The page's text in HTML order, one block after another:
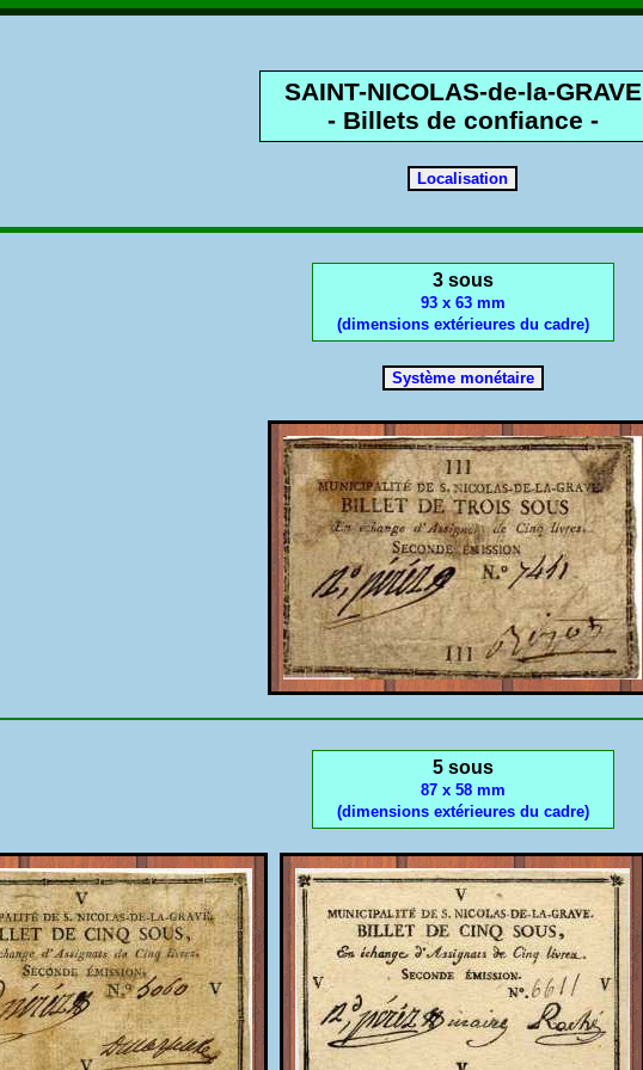
SAINT-NICOLAS-de-la-GRAVE
- Billets de confiance -
3 sous
93 x 63 mm
(dimensions extérieures du cadre)
5 sous
87 x 58 mm
(dimensions extérieures du cadre)